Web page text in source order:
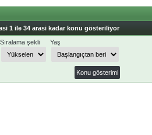
1 ile 34 arasi kadar konu gösteriliyor
Sıralama şekli Yaş